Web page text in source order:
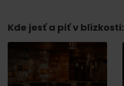
Kde jesť a piť v blízkosti: